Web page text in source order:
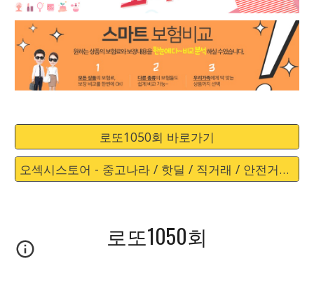
로또1050회 바로가기
오섹시스토어 - 중고나라 / 핫딜 / 직거래 / 안전거래 바로가기
로또1050회